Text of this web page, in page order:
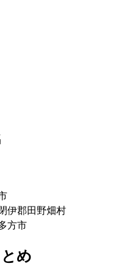
伊郡田野畑村
方市
め